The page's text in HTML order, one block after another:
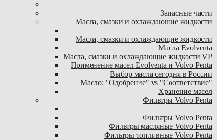
Запасные части
Масла, смазки и охлаждающие жидкости
Масла, смазки и охлаждающие жидкости
Масла Evolventa
Масла, смазки и охлаждающие жидкости VP
Применение масел Evolventa и Volvo Penta
Выбор масла сегодня в России
Масло: "Одобрение" vs "Соответствие"
Хранение масел
Фильтры Volvo Penta
Фильтры Volvo Penta
Фильтры масляные Volvo Penta
Фильтры топливные Volvo Penta